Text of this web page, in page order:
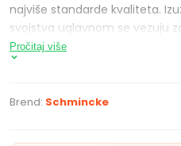
najviše standarde kvaliteta.
svojstva uglavnom se vezuju
Horadam, kako je osnivač
postao je poznat i po svom
boje sa posebnom
Pročitaj više
Brend: Schmincke